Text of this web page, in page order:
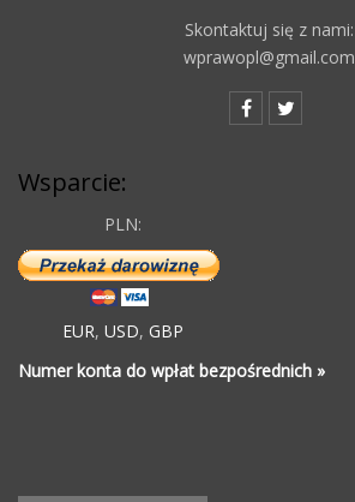
Skontaktuj się z nami:
wprawopl@gmail.com
Wsparcie:
PLN:
EUR, USD, GBP
Numer konta do wpłat bezpośrednich »